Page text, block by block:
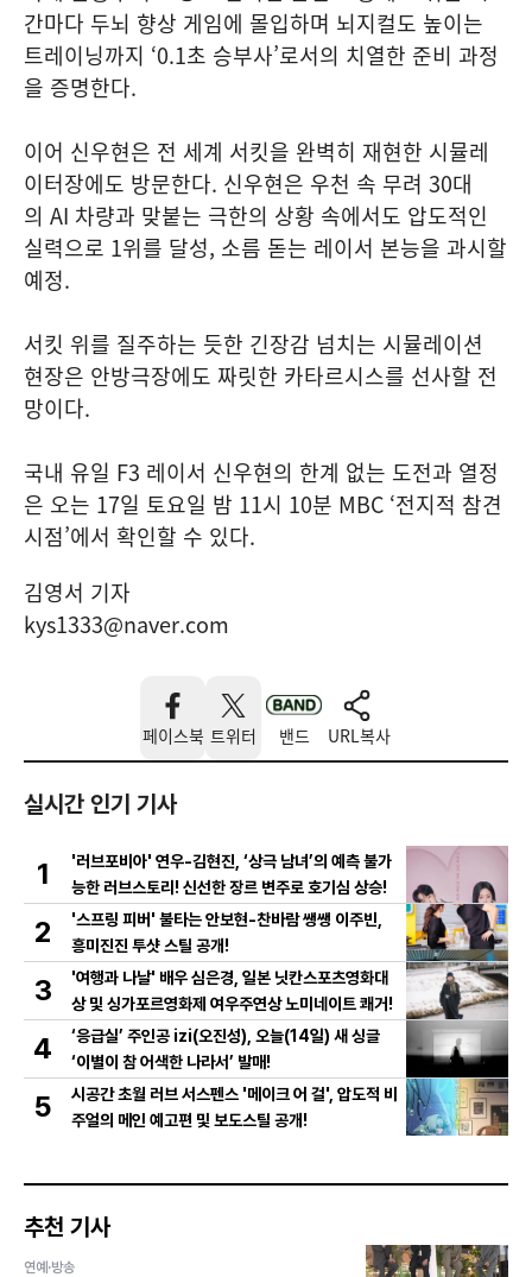
간마다 두뇌 향상 게임에 몰입하며 뇌지컬도 높이는
트레이닝까지 ‘0.1초 승부사’로서의 치열한 준비 과정
을 증명한다.
이어 신우현은 전 세계 서킷을 완벽히 재현한 시뮬레
이터장에도 방문한다. 신우현은 우천 속 무려 30대
의 AI 차량과 맞붙는 극한의 상황 속에서도 압도적인
실력으로 1위를 달성, 소름 돋는 레이서 본능을 과시할
예정.
서킷 위를 질주하는 듯한 긴장감 넘치는 시뮬레이션
현장은 안방극장에도 짜릿한 카타르시스를 선사할 전
망이다.
국내 유일 F3 레이서 신우현의 한계 없는 도전과 열정
은 오는 17일 토요일 밤 11시 10분 MBC ‘전지적 참견
시점’에서 확인할 수 있다.
김영서 기자
kys1333@naver.com
페이스북 트위터 밴드 URL복사
실시간 인기 기사
1
'러브포비아' 연우-김현진, ‘상극 남녀’의 예측 불가
능한 러브스토리! 신선한 장르 변주로 호기심 상승!
2
'스프링 피버' 불타는 안보현-찬바람 쌩쌩 이주빈,
흥미진진 투샷 스틸 공개!
3
'여행과 나날' 배우 심은경, 일본 닛칸스포츠영화대
상 및 싱가포르영화제 여우주연상 노미네이트 쾌거!
4
‘응급실’ 주인공 izi(오진성), 오늘(14일) 새 싱글
‘이별이 참 어색한 나라서’ 발매!
5
시공간 초월 러브 서스펜스 '메이크 어 걸', 압도적 비
주얼의 메인 예고편 및 보도스틸 공개!
추천 기사
연예·방송